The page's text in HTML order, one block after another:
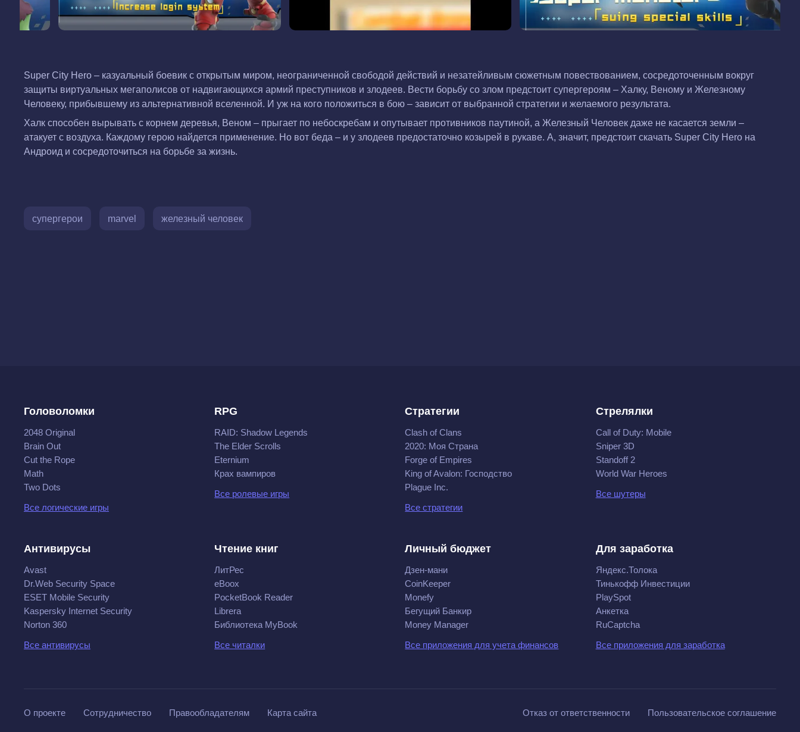
Super City Hero – казуальный боевик с открытым миром, неограниченной свободой действий и незатейливым сюжетным повествованием, сосредоточенным вокруг
защиты виртуальных мегаполисов от надвигающихся армий преступников и злодеев. Вести борьбу со злом предстоит супергероям – Халку, Веному и Железному
Человеку, прибывшему из альтернативной вселенной. И уж на кого положиться в бою – зависит от выбранной стратегии и желаемого результата.
Халк способен вырывать с корнем деревья, Веном – прыгает по небоскребам и опутывает противников паутиной, а Железный Человек даже не касается земли –
атакует с воздуха. Каждому герою найдется применение. Но вот беда – и у злодеев предостаточно козырей в рукаве. А, значит, предстоит скачать Super City Hero на
Андроид и сосредоточиться на борьбе за жизнь.
супергерои marvel железный человек
Головоломки
2048 Original
Brain Out
Cut the Rope
Math
Two Dots
Все логические игры
RPG
RAID: Shadow Legends
The Elder Scrolls
Eternium
Крах вампиров
Все ролевые игры
Стратегии
Clash of Clans
2020: Моя Cтрана
Forge of Empires
King of Avalon: Господство
Plague Inc.
Все стратегии
Стрелялки
Call of Duty: Mobile
Sniper 3D
Standoff 2
World War Heroes
Все шутеры
Антивирусы
Avast
Dr.Web Security Space
ESET Mobile Security
Kaspersky Internet Security
Norton 360
Все антивирусы
Чтение книг
ЛитРес
eBoox
PocketBook Reader
Librera
Библиотека MyBook
Все читалки
Личный бюджет
Дзен-мани
CoinKeeper
Monefy
Бегущий Банкир
Money Manager
Все приложения для учета финансов
Для заработка
Яндекс.Толока
Тинькофф Инвестиции
PlaySpot
Анкетка
RuCaptcha
Все приложения для заработка
О проекте Сотрудничество Правообладателям Карта сайта Отказ от ответственности Пользовательское соглашение